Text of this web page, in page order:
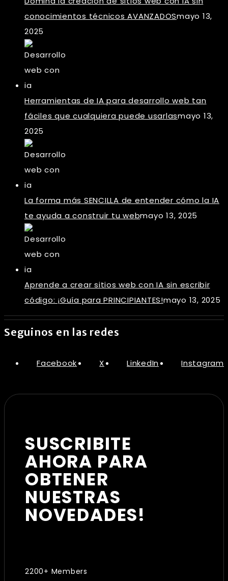
conocimientos técnicos AVANZADOSmayo 13,
2025
Herramientas de IA para desarrollo web tan
fáciles que cualquiera puede usarlasmayo 13,
2025
La forma más SENCILLA de entender cómo la IA
te ayuda a construir tu webmayo 13, 2025
Aprende a crear sitios web con IA sin escribir
código: ¡Guía para PRINCIPIANTES!mayo 13, 2025
Seguinos en las redes
Facebook X LinkedIn Instagram
SUSCRIBITE
AHORA PARA
OBTENER
NUESTRAS
NOVEDADES!
2200+ Members